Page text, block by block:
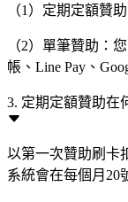
（1）定期定額贊
（2）單筆贊助：
帳、Line Pay、
3. 定期定額贊助在
以第一次贊助刷卡
系統會在每個月20